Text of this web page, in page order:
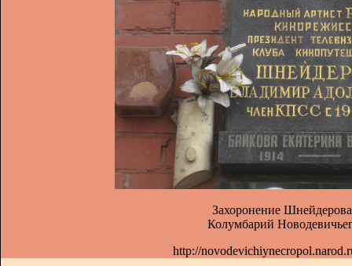
Захоронение
Колумбарий
http://